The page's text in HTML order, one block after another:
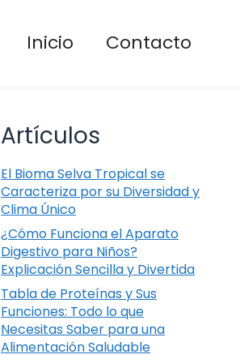
Inicio Contacto
Artículos
El Bioma Selva Tropical se
Caracteriza por su Diversidad y
Clima Único
¿Cómo Funciona el Aparato
Digestivo para Niños?
Explicación Sencilla y Divertida
Tabla de Proteínas y Sus
Funciones: Todo lo que
Necesitas Saber para una
Alimentación Saludable